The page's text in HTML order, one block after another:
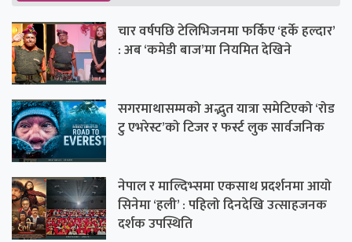
चार वर्षपछि टेलिभिजनमा फर्किए ‘हर्के हल्दार’
: अब ‘कमेडी बाज’मा नियमित देखिने
सगरमाथासम्मको अद्भुत यात्रा समेटिएको ‘रोड
टु एभरेस्ट’को टिजर र फर्स्ट लुक सार्वजनिक
नेपाल र माल्दिभ्समा एकसाथ प्रदर्शनमा आयो
सिनेमा ‘हली’ : पहिलो दिनदेखि उत्साहजनक
दर्शक उपस्थिति